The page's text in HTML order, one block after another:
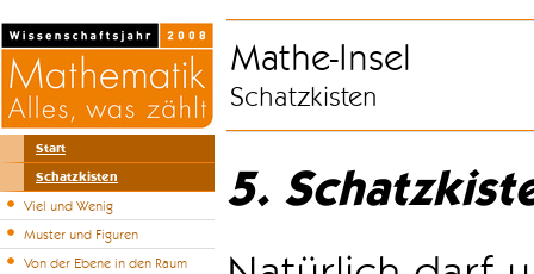
Start
Schatzkisten
Viel und Wenig
Muster und Figuren
Von der Ebene in den Raum
Mathe-Insel
Schatzkisten
5.